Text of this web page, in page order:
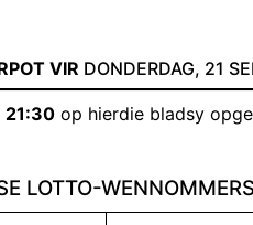
VIR DONDERDAG, 21
21:30 op hierdie bladsy
LOTTO-